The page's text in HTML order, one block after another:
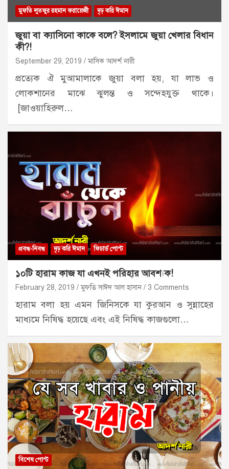
মুফতি লুতফুর রহমান ফরায়েজী দৃঢ় করি ঈমান
জুয়া বা ক্যাসিনো কাকে বলে? ইসলামে জুয়া খেলার বিধান
কী?!
September 29, 2019 মাসিক আদর্শ নারী
প্রত্যেক ঐ মুআমালাকে জুয়া বলা হয়, যা লাভ ও
লোকশানের মাঝে ঝুলন্ত ও সন্দেহযুক্ত থাকে।
[জাওয়াহিরুল…
প্রবন্ধ-নিবন্ধ দৃঢ় করি ঈমান ফিচার্ড পোস্ট
১০টি হারাম কাজ যা এখনই পরিহার আবশ্যক!
February 28, 2019 মুফতি সাঈদ আল হাসান 3 Comments
হারাম বলা হয় এমন জিনিসকে যা কুরআন ও সুন্নাহের
মাধ্যমে নিষিদ্ধ হয়েছে এবং এই নিষিদ্ধ কাজগুলো…
বিশেষ পোস্ট